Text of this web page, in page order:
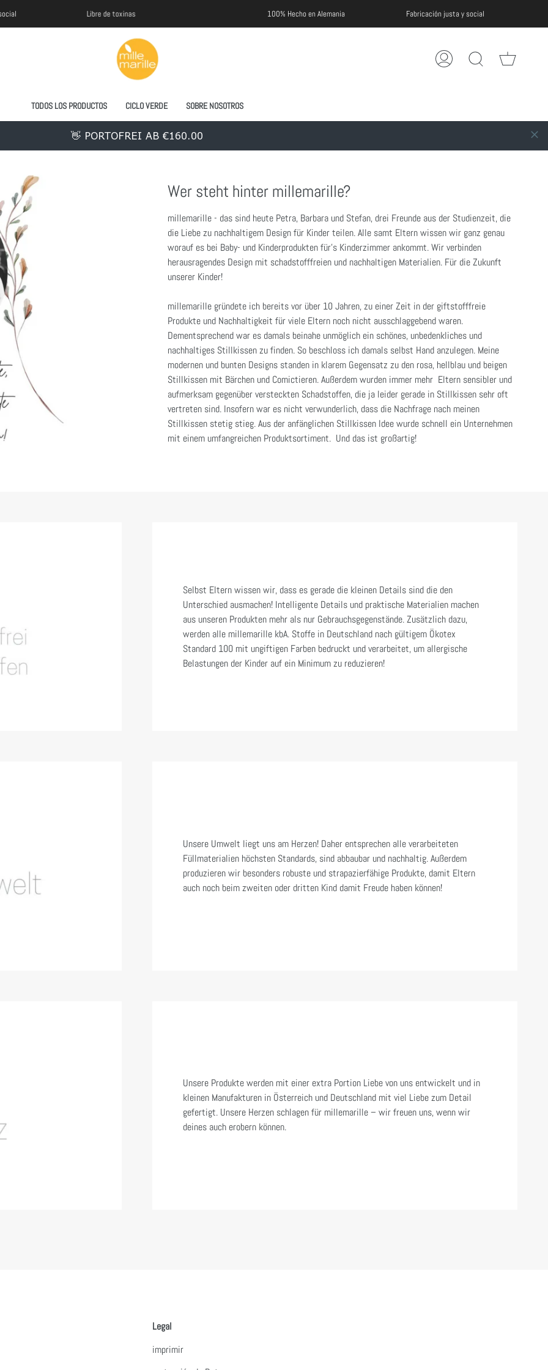
Libre de toxinas 100% Hecho en Alemania Fabricación justa y social
Mi
Buscar
TODOS LOS PRODUCTOS CICLO VERDE SOBRE NOSOTROS
👋 PORTOFREI AB €160.00
Wer steht hinter millemarille?
millemarille - das sind heute Petra, Barbara und Stefan, drei Freunde aus der Studienzeit, die
die Liebe zu nachhaltigem Design für Kinder teilen. Alle samt Eltern wissen wir ganz genau
worauf es bei Baby- und Kinderprodukten für's Kinderzimmer ankommt. Wir verbinden
herausragendes Design mit schadstofffreien und nachhaltigen Materialien. Für die Zukunft
unserer Kinder!
millemarille gründete ich bereits vor über 10 Jahren, zu einer Zeit in der giftstofffreie
Produkte und Nachhaltigkeit für viele Eltern noch nicht ausschlaggebend waren.
Dementsprechend war es damals beinahe unmöglich ein schönes, unbedenkliches und
nachhaltiges Stillkissen zu finden. So beschloss ich damals selbst Hand anzulegen. Meine
modernen und bunten Designs standen in klarem Gegensatz zu den rosa, hellblau und beigen
Stillkissen mit Bärchen und Comictieren. Außerdem wurden immer mehr Eltern sensibler und
aufmerksam gegenüber versteckten Schadstoffen, die ja leider gerade in Stillkissen sehr oft
vertreten sind. Insofern war es nicht verwunderlich, dass die Nachfrage nach meinen
Stillkissen stetig stieg. Aus der anfänglichen Stillkissen Idee wurde schnell ein Unternehmen
mit einem umfangreichen Produktsortiment. Und das ist großartig!
Selbst Eltern wissen wir, dass es gerade die kleinen Details sind die den
Unterschied ausmachen! Intelligente Details und praktische Materialien machen
aus unseren Produkten mehr als nur Gebrauchsgegenstände. Zusätzlich dazu,
werden alle millemarille kbA. Stoffe in Deutschland nach gültigem Ökotex
Standard 100 mit ungiftigen Farben bedruckt und verarbeitet, um allergische
Belastungen der Kinder auf ein Minimum zu reduzieren!
Unsere Umwelt liegt uns am Herzen! Daher entsprechen alle verarbeiteten
Füllmaterialien höchsten Standards, sind abbaubar und nachhaltig. Außerdem
produzieren wir besonders robuste und strapazierfähige Produkte, damit Eltern
auch noch beim zweiten oder dritten Kind damit Freude haben können!
Unsere Produkte werden mit einer extra Portion Liebe von uns entwickelt und in
kleinen Manufakturen in Österreich und Deutschland mit viel Liebe zum Detail
gefertigt. Unsere Herzen schlagen für millemarille – wir freuen uns, wenn wir
deines auch erobern können.
Legal
imprimir